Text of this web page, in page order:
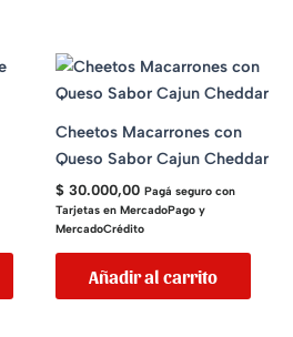
Cheetos Macarrones con
Queso Sabor Cajun Cheddar
$ 30.000,00 Pagá seguro con
Tarjetas en MercadoPago y
MercadoCrédito
Añadir al carrito